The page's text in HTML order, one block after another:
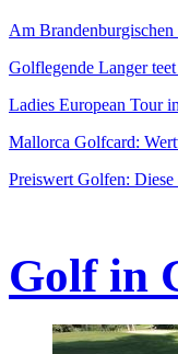
Am
Golflegende Langer
Ladies European Tour
Mallorca Golfcard:
Preiswert Golfen:
Golf in